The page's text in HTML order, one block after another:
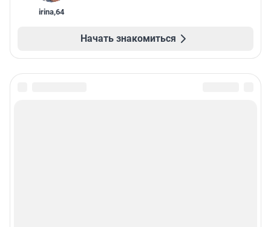
irina,64
Начать знакомиться